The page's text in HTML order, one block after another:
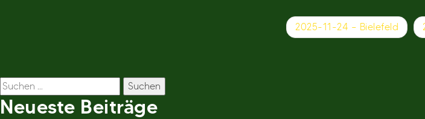
2025-11-24 – Bielefeld
Suchen
nach:
Neueste Beiträge